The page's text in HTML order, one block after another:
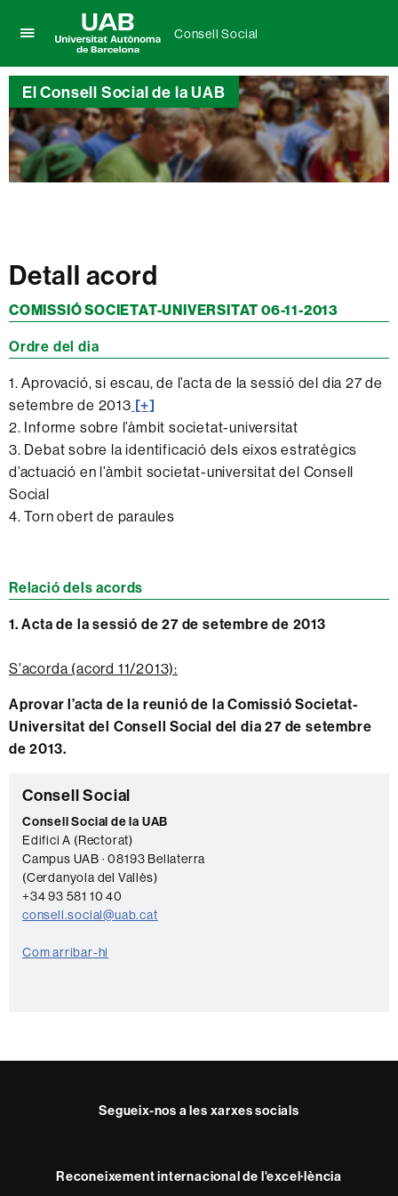
per
desplegar
el
menú
de
Consell
Social
Universitat
Autònoma
de
Barcelona
Consell Social
El Consell Social de la UAB
Detall acord
COMISSIÓ SOCIETAT-UNIVERSITAT 06-11-2013
Ordre del dia
1. Aprovació, si escau, de l’acta de la sessió del dia 27 de
setembre de 2013 [+]
2. Informe sobre l’àmbit societat-universitat
3. Debat sobre la identificació dels eixos estratègics
d’actuació en l’àmbit societat-universitat del Consell
Social
4. Torn obert de paraules
Relació dels acords
1. Acta de la sessió de 27 de setembre de 2013
S'acorda (acord 11/2013):
Aprovar l’acta de la reunió de la Comissió Societat-
Universitat del Consell Social del dia 27 de setembre
de 2013.
Informació
complementària
C
o
n
t
a
c
t
Consell Social
Consell Social de la UAB
Edifici A (Rectorat)
Campus UAB · 08193 Bellaterra
(Cerdanyola del Vallès)
+34 93 581 10 40
consell.social@uab.cat
Com arribar-hi
Segueix-nos a les xarxes socials
Reconeixement internacional de l'excel·lència